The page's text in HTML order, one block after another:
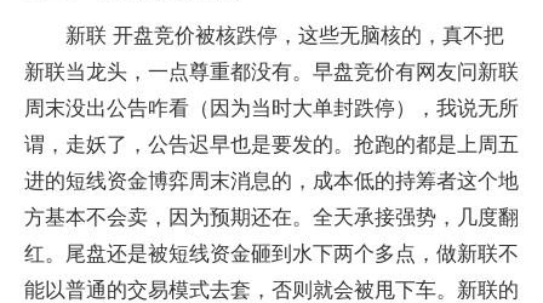
新联 开盘竞价被核跌停，这些无脑核的，真不把
新联当龙头，一点尊重都没有。早盘竞价有网友问新联
周末没出公告咋看（因为当时大单封跌停），我说无所
谓，走妖了，公告迟早也是要发的。抢跑的都是上周五
进的短线资金博弈周末消息的，成本低的持筹者这个地
方基本不会卖，因为预期还在。全天承接强势，几度翻
红。尾盘还是被短线资金砸到水下两个多点，做新联不
能以普通的交易模式去套，否则就会被甩下车。新联的